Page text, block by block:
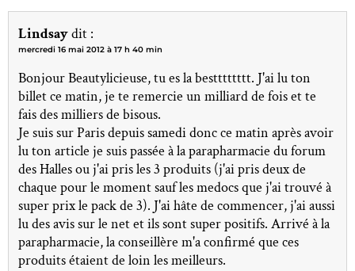
Lindsaydit :
mercredi 16 mai 2012 à 17 h 40 min
Bonjour Beautylicieuse, tu es la bestttttttt. J'ai lu ton
billet ce matin, je te remercie un milliard de fois et te
fais des milliers de bisous.
Je suis sur Paris depuis samedi donc ce matin après avoir
lu ton article je suis passée à la parapharmacie du forum
des Halles ou j'ai pris les 3 produits (j'ai pris deux de
chaque pour le moment sauf les medocs que j'ai trouvé à
super prix le pack de 3). J'ai hâte de commencer, j'ai aussi
lu des avis sur le net et ils sont super positifs. Arrivé à la
parapharmacie, la conseillère m'a confirmé que ces
produits étaient de loin les meilleurs.